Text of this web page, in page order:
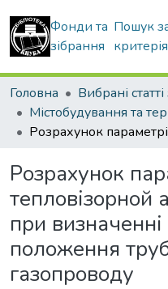
Фонди та
зібрання
Пошук
Головна
Розрахунок
тепловізорной
при
положення
газопроводу